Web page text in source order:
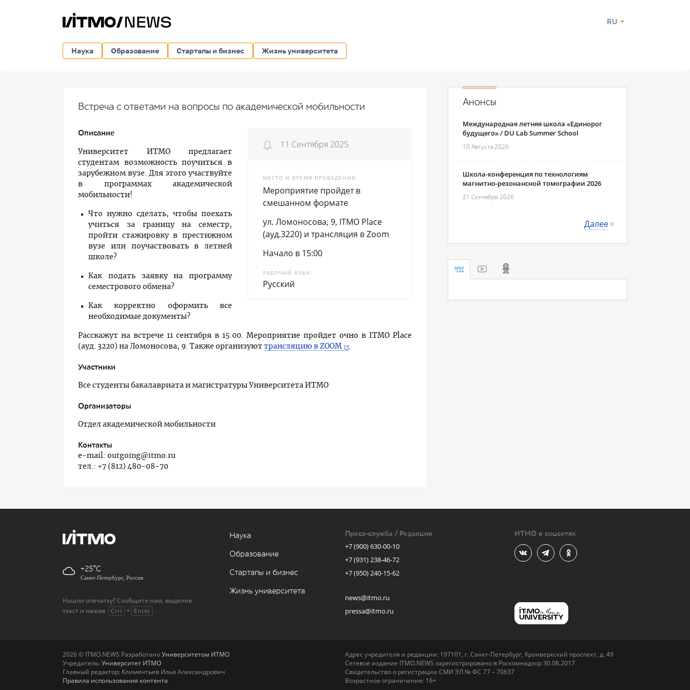
RU
Наука Образование Стартапы и бизнес Жизнь университета
Встреча с ответами на вопросы по академической мобильности
11 Сентября 2025
МЕСТО И ВРЕМЯ ПРОВЕДЕНИЯ
Мероприятие пройдет в
смешанном формате
ул. Ломоносова, 9, ITMO Place
(ауд.3220) и трансляция в Zoom
Начало в 15:00
РАБОЧИЙ ЯЗЫК
Русский
Описание
Университет ИТМО предлагает
студентам возможность поучиться в
зарубежном вузе. Для этого участвуйте
в программах академической
мобильности!
Что нужно сделать, чтобы поехать
учиться за границу на семестр,
пройти стажировку в престижном
вузе или поучаствовать в летней
школе?
Как подать заявку на программу
семестрового обмена?
Как корректно оформить все
необходимые документы?
Расскажут на встрече 11 сентября в 15:00. Мероприятие пройдет очно в ITMO Place
(ауд. 3220) на Ломоносова, 9. Также организуют трансляцию в ZOOM .
Участники
Все студенты бакалавриата и магистратуры Университета ИТМО
Организаторы
Отдел академической мобильности
Контакты
e-mail: outgoing@itmo.ru
тел.: +7 (812) 480-08-70
Анонсы
Международная летняя школа «Единорог
будущего» / DU Lab Summer School
10 Августа 2026
Школа-конференция по технологиям
магнитно-резонансной томографии 2026
21 Сентября 2026
Далее
+25
Санкт-Петербург, Россия
Нашли опечатку? Сообщите нам, выделив
текст и нажав
Ctrl + Enter .
Наука
Образование
Стартапы и бизнес
Жизнь университета
Пресс-служба / Редакция
+7 (900) 630-00-10
+7 (931) 238-46-72
+7 (950) 240-15-62
news@itmo.ru
pressa@itmo.ru
ИТМО в соцсетях
2026 © ITMO.NEWS РазработаноУниверситетом ИТМО
Учредитель: Университет ИТМО
Главный редактор: Климентьев Илья Александрович
Правила использования контента
Адрес учредителя и редакции: 197101, г. Санкт-Петербург, Кронверкский проспект, д. 49
Сетевое издание ITMO.NEWS зарегистрировано в Роскомнадзор 30.08.2017
Свидетельство о регистрации СМИ ЭЛ № ФС 77 – 70637
Возрастное ограничение: 16+